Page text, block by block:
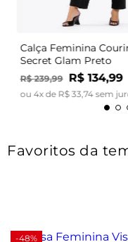
Calça Feminina
Secret Glam Preto
R$ 239,99 R$ 134,99
ou 4x de R$ 33 ,74sem
Favoritos da
-48%